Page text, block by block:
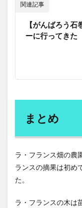
関連記事
【がんばろう
ーに行ってきた
まとめ
ラ・フランス畑の農
ランスの摘果は初め
た。
ラ・フランスの木は